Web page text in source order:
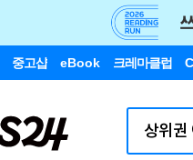
중고샵 eBook 크레마클럽